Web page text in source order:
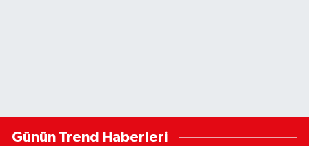
Günün Trend Haberleri